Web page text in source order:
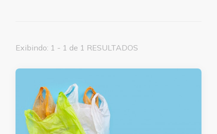
Exibindo: 1 - 1 de 1 RESULTADOS